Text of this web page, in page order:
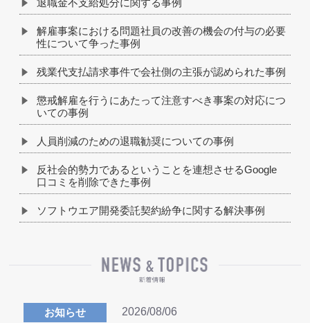
退職金不支給処分に関する事例
解雇事案における問題社員の改善の機会の付与の必要
性について争った事例
残業代支払請求事件で会社側の主張が認められた事例
懲戒解雇を行うにあたって注意すべき事案の対応につ
いての事例
人員削減のための退職勧奨についての事例
反社会的勢力であるということを連想させるGoogle
口コミを削除できた事例
ソフトウエア開発委託契約紛争に関する解決事例
お知らせ
2026/08/06